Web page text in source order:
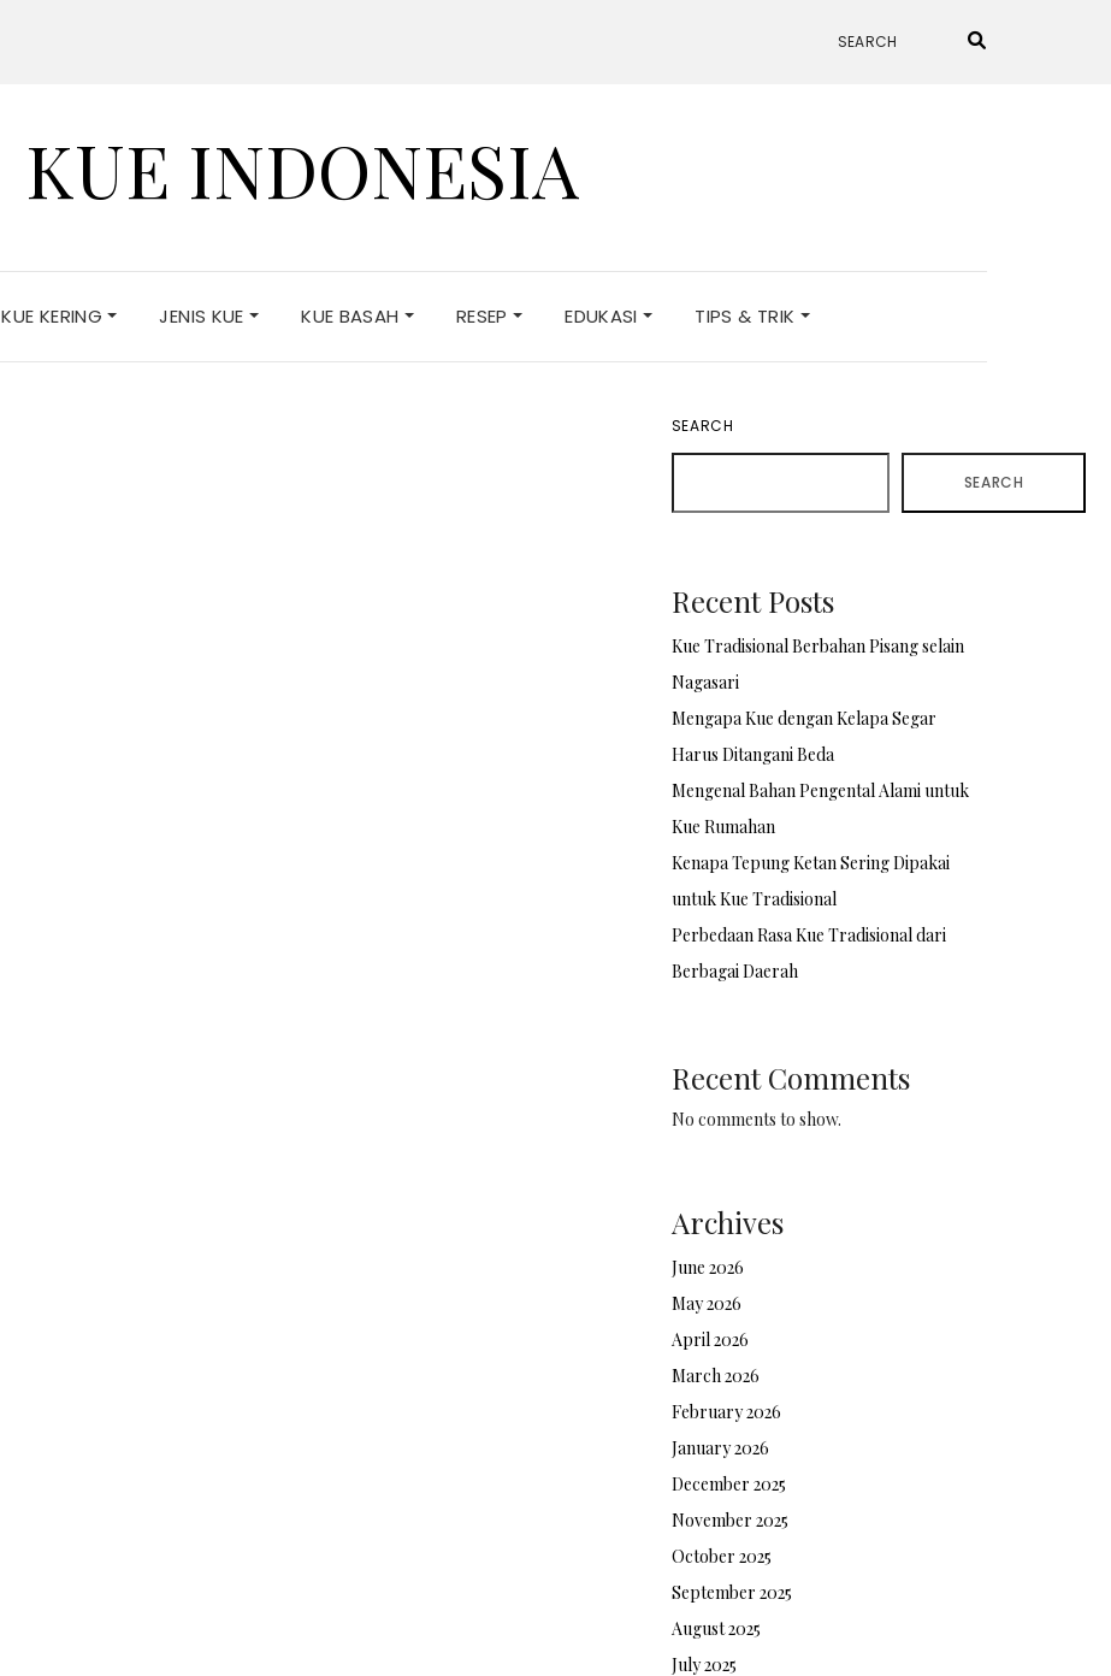
KUE INDONESIA
KUE KERING JENIS KUE KUE BASAH RESEP EDUKASI TIPS & TRIK
SEARCH
SEARCH
Recent Posts
Kue Tradisional Berbahan Pisang selain
Nagasari
Mengapa Kue dengan Kelapa Segar
Harus Ditangani Beda
Mengenal Bahan Pengental Alami untuk
Kue Rumahan
Kenapa Tepung Ketan Sering Dipakai
untuk Kue Tradisional
Perbedaan Rasa Kue Tradisional dari
Berbagai Daerah
Recent Comments
No comments to show.
Archives
June 2026
May 2026
April 2026
March 2026
February 2026
January 2026
December 2025
November 2025
October 2025
September 2025
August 2025
July 2025